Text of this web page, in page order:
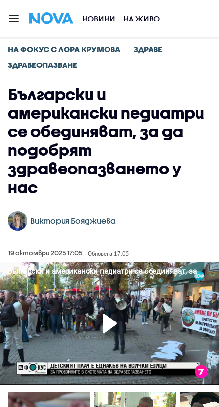
НОВИНИ НА ЖИВО
НА ФОКУС С ЛОРА КРУМОВА
ЗДРАВЕ
ЗДРАВЕОПАЗВАНЕ
Български и
американски педиатри
се обединяват, за да
подобрят
здравеопазването у
нас
Виктория Бояджиева
19 октомври 2025 17:05 | Обновена 17:05